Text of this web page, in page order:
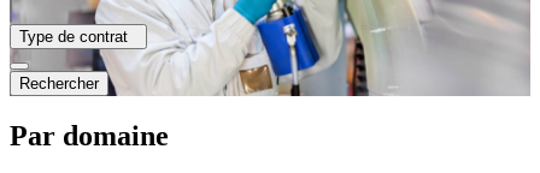
Type de contrat
Rechercher
Par domaine